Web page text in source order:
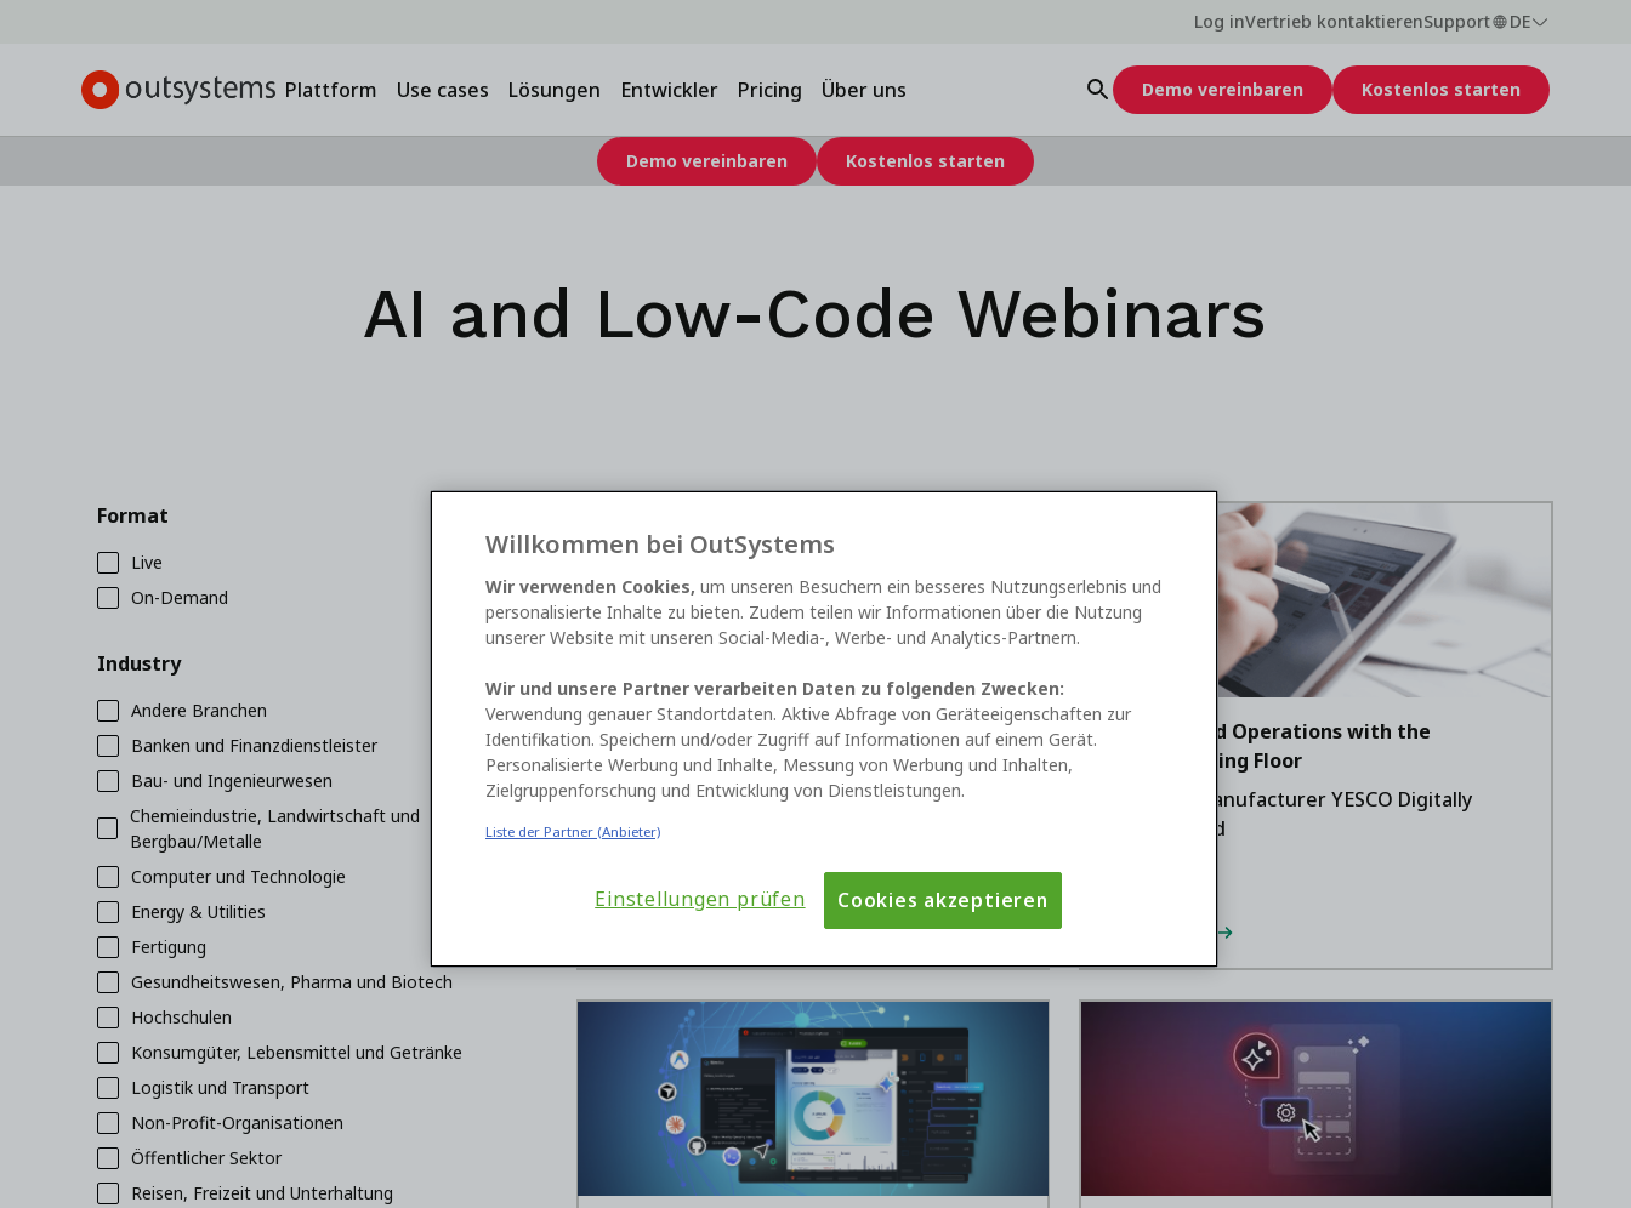
Log inVertrieb kontaktierenSupport DE
Plattform Use cases Lösungen Entwickler Pricing Über uns Demo vereinbaren Kostenlos starten
Demo vereinbaren Kostenlos starten
AI and Low-Code Webinars
Format
Live
On-Demand
Industry
Andere Branchen
Banken und Finanzdienstleister
Bau- und Ingenieurwesen
Chemieindustrie, Landwirtschaft und
Bergbau/Metalle
Computer und Technologie
Energy & Utilities
Fertigung
Gesundheitswesen, Pharma und Biotech
Hochschulen
Konsumgüter, Lebensmittel und Getränke
Logistik und Transport
Non-Profit-Organisationen
Öffentlicher Sektor
Reisen, Freizeit und Unterhaltung
Forge the Future - AI Agents and Reusable
Assets in OutSystems
Master the OutSystems Forge: Reusable
assets, troubleshooting and AI
Syncing Field Operations with the
Manufacturing Floor
How Sign Manufacturer YESCO Digitally
Transformed
Willkommen bei OutSystems
Wir verwenden Cookies, um unseren Besuchern ein besseres Nutzungserlebnis und
personalisierte Inhalte zu bieten. Zudem teilen wir Informationen über die Nutzung
unserer Website mit unseren Social-Media-, Werbe- und Analytics-Partnern.
Wir und unsere Partner verarbeiten Daten zu folgenden Zwecken:
Verwendung genauer Standortdaten. Aktive Abfrage von Geräteeigenschaften zur
Identifikation. Speichern und/oder Zugriff auf Informationen auf einem Gerät.
Personalisierte Werbung und Inhalte, Messung von Werbung und Inhalten,
Zielgruppenforschung und Entwicklung von Dienstleistungen.
Liste der Partner (Anbieter)
Einstellungen prüfen Cookies akzeptieren